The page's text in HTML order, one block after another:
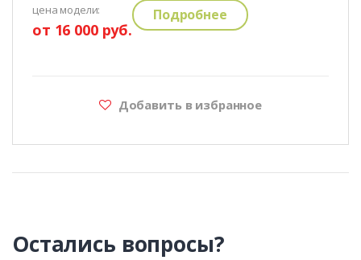
цена модели:
от 16 000 руб.
Подробнее
Добавить в избранное
Остались вопросы?